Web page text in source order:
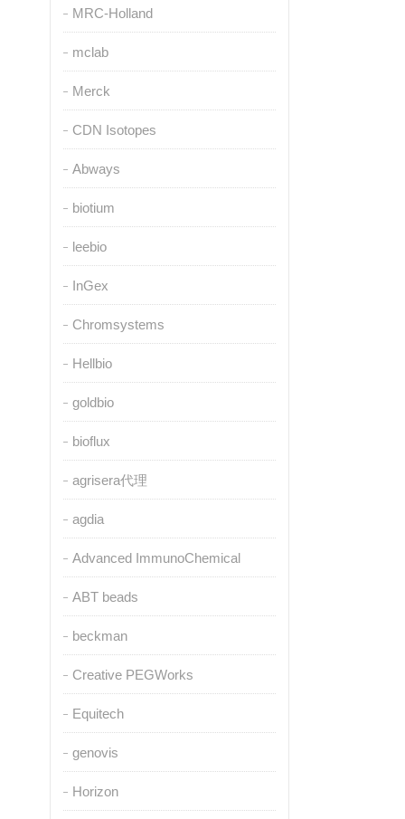
MRC-Holland
mclab
Merck
CDN Isotopes
Abways
biotium
leebio
InGex
Chromsystems
Hellbio
goldbio
bioflux
agrisera代理
agdia
Advanced ImmunoChemical
ABT beads
beckman
Creative PEGWorks
Equitech
genovis
Horizon